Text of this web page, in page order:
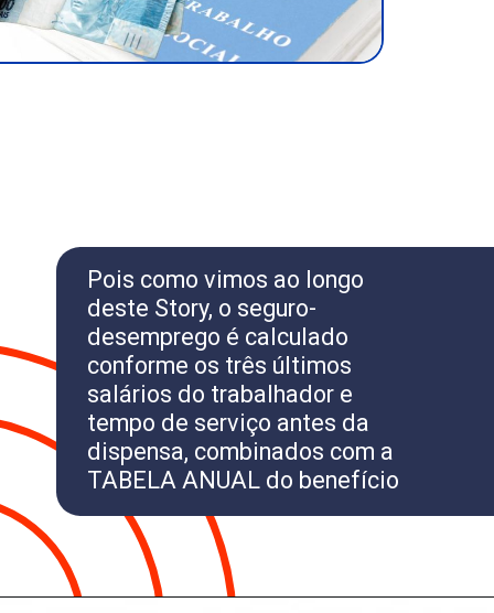
Pois como vimos ao longo
deste Story, o seguro-
desemprego é calculado
conforme os três últimos
salários do trabalhador e
tempo de serviço antes da
dispensa, combinados com a
TABELA ANUAL do benefício